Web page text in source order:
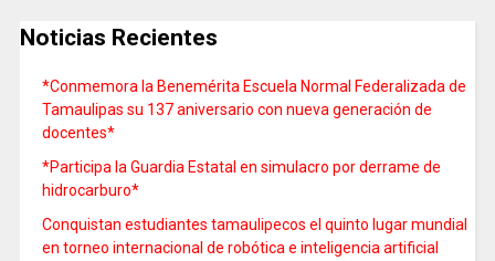
Noticias Recientes
*Conmemora la Benemérita Escuela Normal Federalizada de
Tamaulipas su 137 aniversario con nueva generación de
docentes*
*Participa la Guardia Estatal en simulacro por derrame de
hidrocarburo*
Conquistan estudiantes tamaulipecos el quinto lugar mundial
en torneo internacional de robótica e inteligencia artificial